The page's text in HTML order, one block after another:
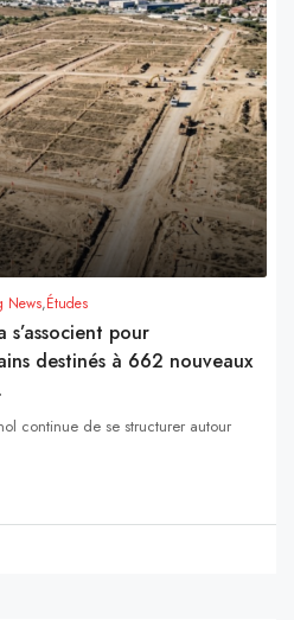
News,Études
pour
destinés à 662 nouveaux
continue de se structurer autour